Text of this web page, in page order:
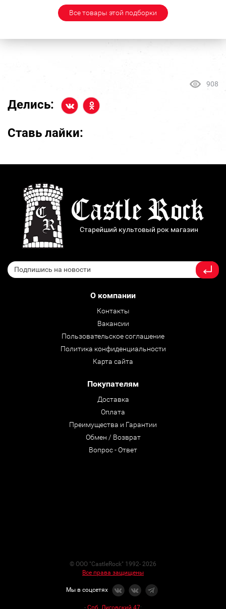
Все товары этой подборки
908
Делись:
Ставь лайки:
Старейший культовый рок магазин
О компании
Контакты
Вакансии
Пользовательское соглашение
Политика конфиденциальности
Карта сайта
Покупателям
Доставка
Оплата
Преимущества и Гарантии
Обмен / Возврат
Вопрос - Ответ
© ООО "CastleRock" 1992- 2026
Все права защищены
Мы в соцсетях
- Спб. Лиговский 47: